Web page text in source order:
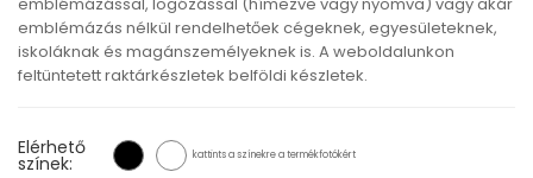
emblémázással, logózással (hímezve vagy nyomva) vagy akár
emblémázás nélkül rendelhetőek cégeknek, egyesületeknek,
iskoláknak és magánszemélyeknek is. A weboldalunkon
feltüntetett raktárkészletek belföldi készletek.
Elérhető
színek: kattints a színekre a termékfotókért